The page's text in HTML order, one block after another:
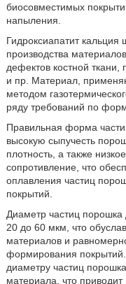
биосовместимых
напыления.
Гидроксиапатит
производства
дефектов костной ткани,
и пр. Материал,
методом
ряду требований по
Правильная форма
высокую сыпучесть
плотность, а также
сопротивление, что
оплавления частиц
покрытий.
Диаметр частиц порошка
20 до 60 мкм, что
материалов и
формирования
диаметру частиц
материала, что